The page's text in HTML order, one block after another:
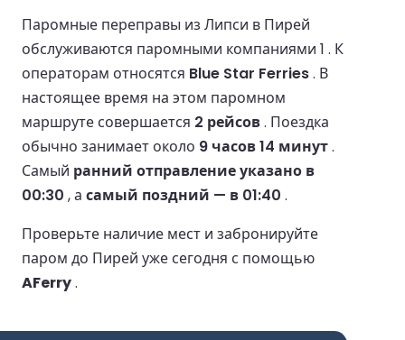
Паромные переправы из Липси в Пирей
обслуживаются паромными компаниями 1 . К
операторам относятся Blue Star Ferries. В
настоящее время на этом паромном
маршруте совершается 2 рейсов. Поездка
обычно занимает около 9 часов 14 минут.
Самый ранний отправление указано в
00:30 , а самый поздний — в 01:40 .
Проверьте наличие мест и забронируйте
паром до Пирей уже сегодня с помощью
AFerry.